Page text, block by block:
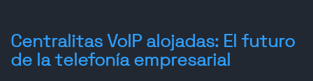
Centralitas VoIP alojadas: El futuro
de la telefonía empresarial